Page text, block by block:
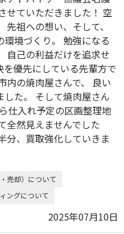
せていただきました！ 空
先祖への想い、そして、
境づくり。 勉強になる
自己の利益だけを追求せ
優先にしている先輩方で
内の焼肉屋さんで、 良い
した。 そして焼肉屋さん
仕入れ予定の区画整理地
全然見えませんでした
分、買取強化していきま
売却）について
ングについて
2025年07月10日